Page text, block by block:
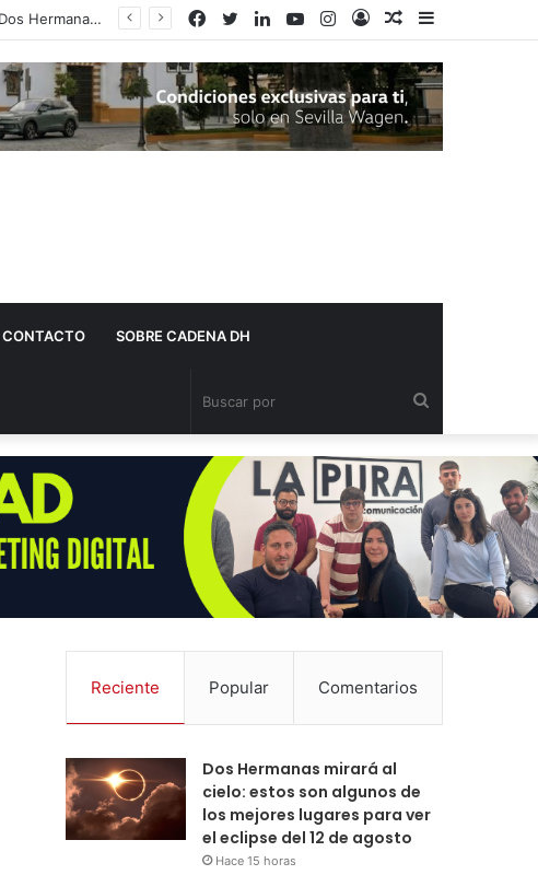
La Justicia cancela una deuda de más de 36.500 euros a una vecina de Dos Hermanas gracias a la Ley de la Segunda Oportunidad
lateral
Publicación
al
azar
Acceso
Instagram
YouTube
LinkedIn
Twitter
Facebook
CONTACTO SOBRE CADENA DH
por
Reciente Popular Comentarios
Dos Hermanas mirará al
cielo: estos son algunos de
los mejores lugares para ver
el eclipse del 12 de agosto
Hace 15 horas